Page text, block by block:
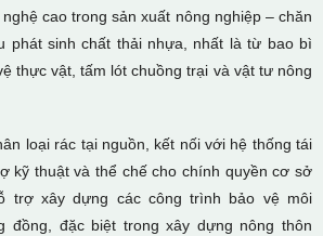
cao trong sản xuất nông nghiệp – chăn
phát sinh chất thải nhựa, nhất là từ bao bì
thực vật, tấm lót chuồng trại và vật tư nông
loại rác tại nguồn, kết nối với hệ thống tái
kỹ thuật và thể chế cho chính quyền cơ sở
xây dựng các công trình bảo vệ môi
đồng, đặc biệt trong xây dựng nông thôn